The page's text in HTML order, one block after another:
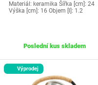
Materiál: keramika Šířka [cm]: 24
Výška [cm]: 16 Objem [l]: 1.2
Poslední kus skladem
Výprodej